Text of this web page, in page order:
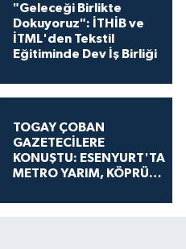
"Geleceği Birlikte
Dokuyoruz": İTHİB ve
İTML'den Tekstil
Eğitiminde Dev İş Birliği
TOGAY ÇOBAN
GAZETECİLERE
KONUŞTU: ESENYURT'TA
METRO YARIM, KÖPRÜ
KOKUYOR!